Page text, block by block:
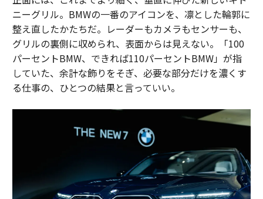
ニーグリル。BMWの一番のアイコンを、凛とした輪郭に
整え直したかたちだ。レーダーもカメラもセンサーも、
グリルの裏側に収められ、表面からは見えない。「100
パーセントBMW、できれば110パーセントBMW」が指
していた、余計な飾りをそぎ、必要な部分だけを濃くす
る仕事の、ひとつの結果と言っていい。